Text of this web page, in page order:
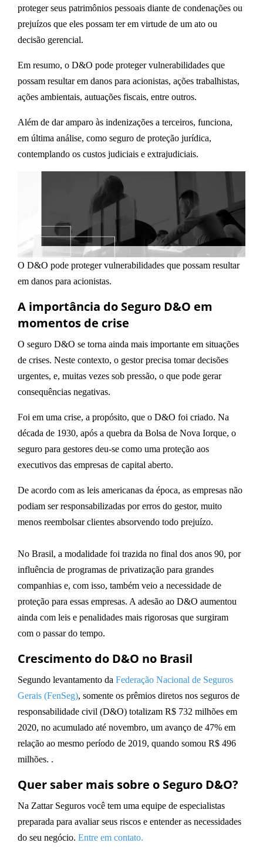
proteger seus patrimônios pessoais diante de condenações ou
prejuízos que eles possam ter em virtude de um ato ou
decisão gerencial.
Em resumo, o D&O pode proteger vulnerabilidades que
possam resultar em danos para acionistas, ações trabalhistas,
ações ambientais, autuações fiscais, entre outros.
Além de dar amparo às indenizações a terceiros, funciona,
em última análise, como seguro de proteção jurídica,
contemplando os custos judiciais e extrajudiciais.
O D&O pode proteger vulnerabilidades que possam resultar
em danos para acionistas.
A importância do Seguro D&O em
momentos de crise
O seguro D&O se torna ainda mais importante em situações
de crises. Neste contexto, o gestor precisa tomar decisões
urgentes, e, muitas vezes sob pressão, o que pode gerar
consequências negativas.
Foi em uma crise, a propósito, que o D&O foi criado. Na
década de 1930, após a quebra da Bolsa de Nova Iorque, o
seguro para gestores deu-se como uma proteção aos
executivos das empresas de capital aberto.
De acordo com as leis americanas da época, as empresas não
podiam ser responsabilizadas por erros do gestor, muito
menos reembolsar clientes absorvendo todo prejuízo.
No Brasil, a modalidade foi trazida no final dos anos 90, por
influência de programas de privatização para grandes
companhias e, com isso, também veio a necessidade de
proteção para essas empresas. A adesão ao D&O aumentou
ainda com leis e penalidades mais rigorosas que surgiram
com o passar do tempo.
Crescimento do D&O no Brasil
Segundo levantamento da Federação Nacional de Seguros
Gerais (FenSeg), somente os prêmios diretos nos seguros de
responsabilidade civil (D&O) totalizam R$ 732 milhões em
2020, no acumulado até novembro, um avanço de 47% em
relação ao mesmo período de 2019, quando somou R$ 496
milhões. .
Quer saber mais sobre o Seguro D&O?
Na Zattar Seguros você tem uma equipe de especialistas
preparada para avaliar seus riscos e entender as necessidades
do seu negócio. Entre em contato.